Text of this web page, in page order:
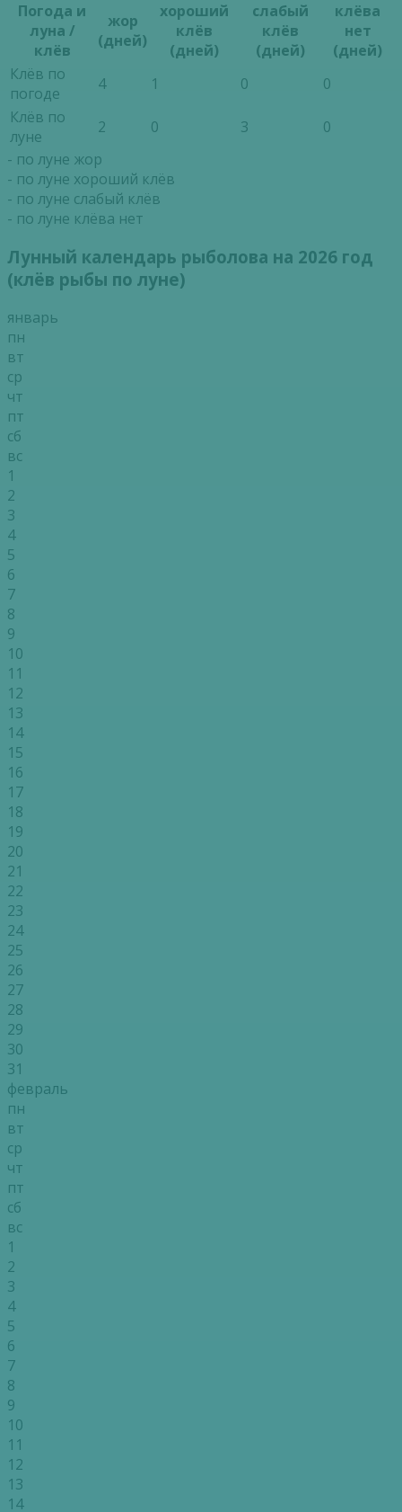
Погода и
луна /
клёв
жор
(дней)
хороший
клёв
(дней)
слабый
клёв
(дней)
клёва
нет
(дней)
Клёв по
погоде
4 1 0
0
Клёв по
луне
2 0 3
0
- по луне жор
- по луне хороший клёв
- по луне слабый клёв
- по луне клёва нет
Лунный календарь рыболова на 2026 год
(клёв рыбы по луне)
январь
пн
вт
ср
чт
пт
сб
вс
1
2
3
4
5
6
7
8
9
10
11
12
13
14
15
16
17
18
19
20
21
22
23
24
25
26
27
28
29
30
31
февраль
пн
вт
ср
чт
пт
сб
вс
1
2
3
4
5
6
7
8
9
10
11
12
13
14